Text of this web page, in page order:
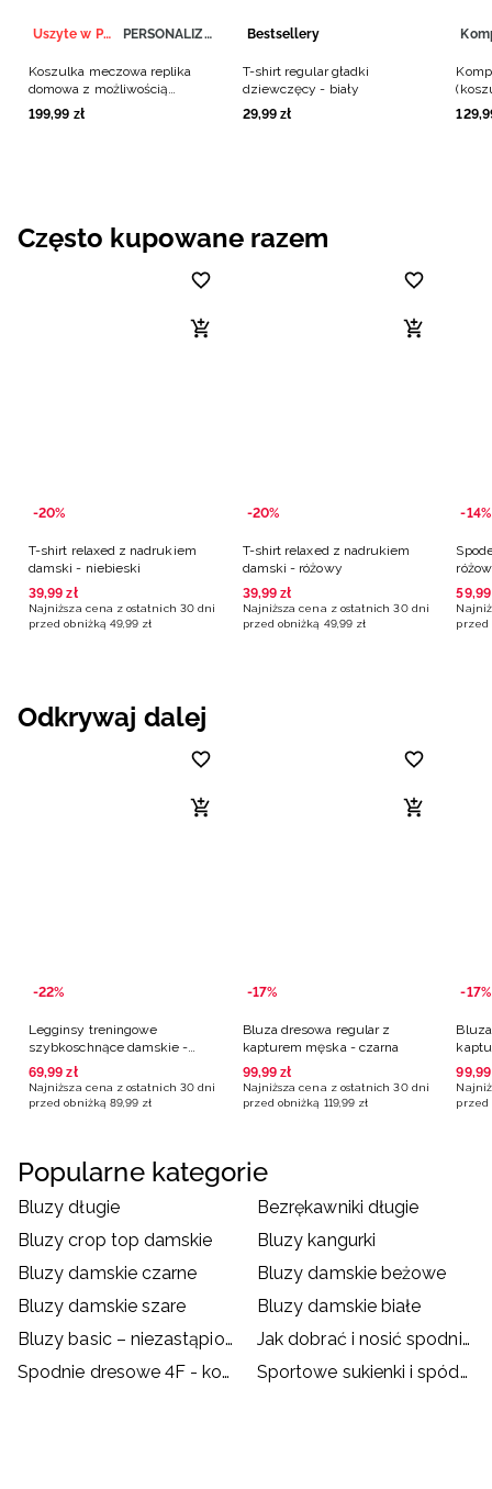
Uszyte w Polsce PERSONALIZACJA
Koszulka meczowa replika
domowa z możliwością
personalizacji męska 4F x
Polska Siatkówka - biała
199,99 zł
Bestsellery
T-shirt regular gładki
dziewczęcy - biały
29,99 zł 129,
Często kupowane razem
-20%
T-shirt relaxed z nadrukiem
damski - niebieski
39,99 zł
Najniższa cena z ostatnich 30 dni
przed obniżką 49,99 zł
-20%
T-shirt relaxed z nadrukiem
damski - różowy
39,99 zł
Najniższa cena z ostatnich 30 dni
przed obniżką 49,99 zł
-14%
59,99
przed
Odkrywaj dalej
-22%
Legginsy treningowe
szybkoschnące damskie -
szare
69,99 zł
Najniższa cena z ostatnich 30 dni
przed obniżką 89,99 zł
-17%
Bluza dresowa regular z
kapturem męska - czarna
99,99 zł
Najniższa cena z ostatnich 30 dni
przed obniżką 119,99 zł
-17%
99,99
przed
Popularne kategorie
Bluzy długie
Bezrękawniki długie
Bluzy crop top damskie
Bluzy kangurki
Bluzy damskie czarne
Bluzy damskie beżowe
Bluzy damskie szare
Bluzy damskie białe
Bluzy basic – niezastąpione na chłodne wieczory!
Jak dobrać i nosić spodnie dresowe?
Spodnie dresowe 4F - kompendium
Sportowe sukienki i spódnice – jak je nosić?